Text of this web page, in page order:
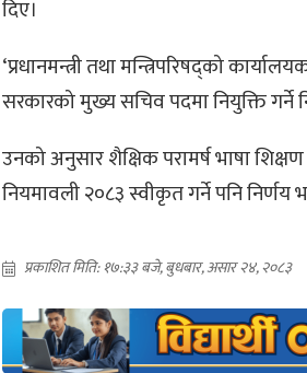
दिए।
‘प्रधानमन्त्री तथा मन्त्रिपरिषद्को
सरकारको मुख्य सचिव पदमा नियुक्ति गर्ने
उनको अनुसार शैक्षिक परामर्ष भाषा
नियमावली २०८३ स्वीकृत गर्ने पनि निर्णय
प्रकाशित मिति: १७:३३ बजे, बुधबार, असार २४, २०८३